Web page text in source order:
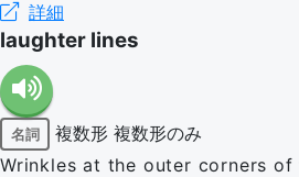
詳細
laughter lines
名詞 複数形 複数形のみ
Wrinkles at the outer corners of